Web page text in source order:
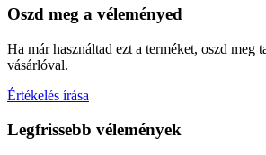
Oszd meg a véleményed
Ha már használtad ezt a terméket, oszd meg
vásárlóval.
Értékelés írása
Legfrissebb vélemények